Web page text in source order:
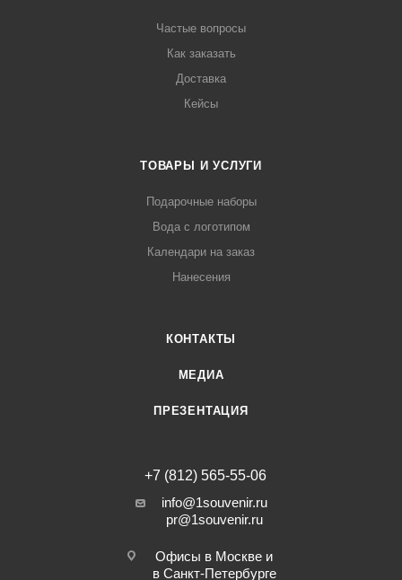
Частые вопросы
Как заказать
Доставка
Кейсы
ТОВАРЫ И УСЛУГИ
Подарочные наборы
Вода с логотипом
Календари на заказ
Нанесения
КОНТАКТЫ
МЕДИА
ПРЕЗЕНТАЦИЯ
+7 (812) 565-55-06
info@1souvenir.ru
pr@1souvenir.ru
Офисы в Москве и
в Санкт-Петербурге